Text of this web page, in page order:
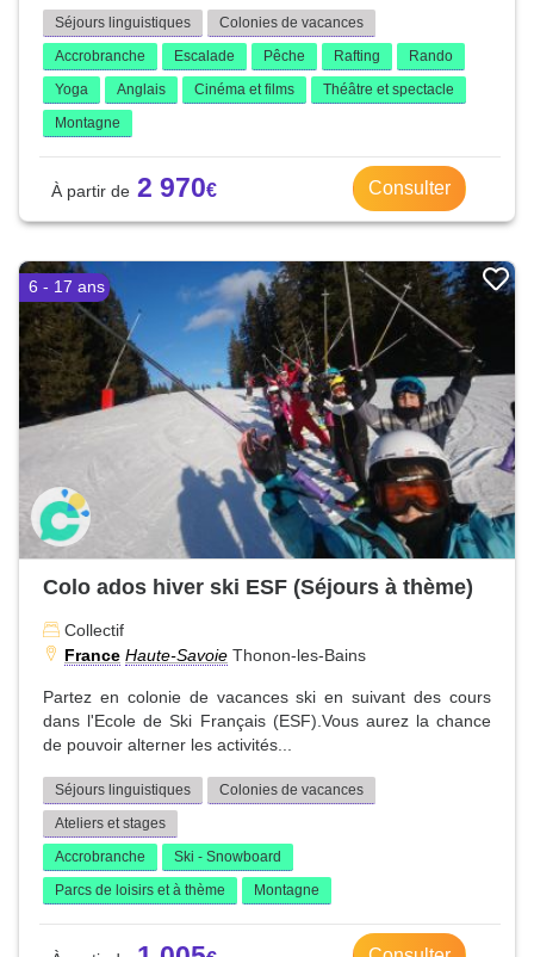
Séjours linguistiques
Colonies de vacances
Accrobranche
Escalade Pêche Rafting
Rando
Yoga
Anglais Cinéma et films
Théâtre et spectacle
Montagne
2 970 Consulter
6 - 17 ans
Colo ados hiver ski ESF (Séjours à thème)
Collectif
France Haute-Savoie Thonon-les-Bains
Partez en colonie de vacances ski en suivant des cours
dans l'Ecole de Ski Français (ESF).Vous aurez la chance
de pouvoir alterner les activités...
Séjours linguistiques
Colonies de vacances
Ateliers et stages
Accrobranche
Ski - Snowboard
Parcs de loisirs et à thème
Montagne